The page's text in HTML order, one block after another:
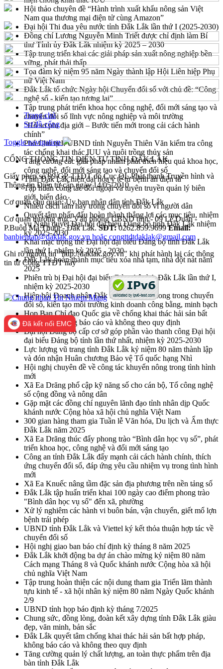
Hội thảo chuyên đề “Hành trình xuất khẩu nông sản Việt
Nam qua thương mại điện tử cùng Amazon”
Đại hội Thi đua yêu nước tỉnh Đắk Lắk lần thứ I (2025-2030)
Đồng chí Lương Nguyễn Minh Triết được chỉ định làm Bí
thư Tỉnh ủy Đắk Lắk nhiệm kỳ 2025 – 2030
Tập trung triển khai các giải pháp sản xuất nông nghiệp bền
vững, phát thải thấp
Tọa đàm kỷ niệm 95 năm Ngày thành lập Hội Liên hiệp Phụ
nữ Việt Nam
Đắk Lắk tổ chức Ngày hội Chuyển đổi số với chủ đề: “Công
nghệ số - kiến tạo tương lai”
Tập trung phát triển khoa học công nghệ, đổi mới sáng tạo và
chuyển đổi số lĩnh vực nông nghiệp và môi trường
“Hồ sơ phi địa giới – Bước tiến mới trong cải cách hành
chính”
Phó Chủ tịch UBND tỉnh Nguyễn Thiên Văn kiểm tra công
tác chống khai thác IUU và nuôi trồng thủy sản
Tăng cường các giải pháp nhằm phát triển hiệu quả khoa học,
công nghệ, đổi mới sáng tạo và chuyển đổi số
Tỉnh Đắk Lắk hiện đại hóa y tế từ bệnh án điện tử
Tập huấn công tác đối ngoại và tuyên truyền quản lý biên
giới, biển đảo
Nhiều cách làm hay trong chuyển đổi số vì người dân
Quyết tâm phấn đấu hoàn thành thắng lợi các mục tiêu, nhiệm
vụ Nghị quyết Đại hội đại biểu Đảng bộ tỉnh Đắk Lắk nhiệm
kỳ 2025-2030
Khai mạc trọng thể Đại hội đại biểu Đảng bộ tỉnh Đắk Lắk
lần thứ I, nhiệm kỳ 2025 - 2030
Đắk Lắk hoàn thành mục tiêu xóa nhà tạm, nhà dột nát năm
2025
Phiên trù bị Đại hội đại biểu Đảng bộ tỉnh Đắk Lắk lần thứ I,
nhiệm kỳ 2025-2030
Hiệp hội Doanh nhân Đắk Lắk cần tiên phong trong chuyển
đổi số, kiến tạo môi trường kinh doanh công bằng, minh bạch
Họp Ban Chỉ đạo Quốc gia về chống khai thác hải sản bất
hợp pháp, không báo cáo và không theo quy định
Đại hội Đảng bộ cấp cơ sở góp phần vào thanh công Đại hội
đại biểu Đảng bộ tỉnh lần thứ nhất, nhiệm kỳ 2025-2030
Lực lượng vũ trang tỉnh Đắk Lắk kỷ niệm 80 năm thành lập
và đón nhận Huân chương Bảo vệ Tổ quốc hạng Nhì
Hội nghị chuyên đề về công tác khuyến nông trong tình hình
mới
Xã Ea Drăng phổ cập kỹ năng số cho cán bộ, Tổ công nghệ
số cộng đồng và nông dân
Gặp mặt các đồng chí nguyên lãnh đạo tỉnh nhân dịp Quốc
khánh nước Cộng hòa xã hội chủ nghĩa Việt Nam
300 gian hàng tham gia Tuần lễ Văn hóa, Du lịch và Ẩm thực
Đắk Lắk năm 2025
Xã Ea Drăng thúc đẩy phong trào “Bình dân học vụ số”, phát
triển khoa học, công nghệ và đổi mới sáng tạo
Công an tỉnh Đắk Lắk đẩy mạnh cải cách hành chính, thích
ứng chuyển đổi số, đáp ứng yêu cầu nhiệm vụ trong tình hình
mới
Xã Ea Knuếc nâng tầm đặc sản địa phương trên nền tảng số
Đắk Lắk tập huấn triển khai 100 ngày cao điểm phong trào
"Bình dân học vụ số" đến xã, phường
Xử lý nghiêm các hành vi buôn bán, vận chuyển, giết mổ lợn
bệnh trái phép
UBND tỉnh Đắk Lắk và Viettel ký kết thỏa thuận hợp tác về
chuyển đổi số
Hội nghị giao ban báo chí định kỳ tháng 8 năm 2025
Đắk Lắk khởi động ba dự án chào mừng kỷ niệm 80 năm
Cách mạng Tháng 8 và Quốc khánh nước Cộng hòa xã hội
chủ nghĩa Việt Nam
Tập trung hoàn thiện các nội dung tham gia Triển lãm thành
tựu kinh tế - xã hội nhân kỷ niệm 80 năm Ngày Quốc khánh
2/9
UBND tỉnh họp báo định kỳ tháng 7/2025
Chung sức, đồng lòng, đoàn kết xây dựng tỉnh Đắk Lắk giàu
đẹp, văn minh, bản sắc
Đắk Lắk quyết tâm chống khai thác hải sản bất hợp pháp,
không báo cáo và không theo quy định
Tăng cường quản lý chất lượng, an toàn thực phẩm trên địa
bàn tỉnh Đắk Lắk
Trang chủ
Sơ đồ cổng
Toggle navigation
CỔNG THÔNG TIN ĐIỆN TỬ TỈNH ĐẮK LẮK
Giấy phép số 99/GP-TTĐT do Cục QL Phát thanh Truyền hình và
Thông tin Điện tử cấp ngày 14/05/2010
Cơ quan chủ quản: Ủy ban nhân dân tỉnh Đắk Lắk
Cơ quan thường trực: Văn phòng UBND tỉnh - 09 Lê Duẩn -
P.Buôn Ma Thuột - Đắk Lắk.SĐT:0262.859.9699Email:
banbientap@daklak.gov.vn hoặc congttdtdaklak@gmail.com
Ghi rõ nguồn tin "http://daklak.gov.vn" khi phát hành lại các thông
tin từ Cổng TTĐT này
Đã kết nối EMC